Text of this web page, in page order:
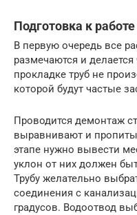
Подготовка к работе
В первую очередь все
размечаются и
прокладке труб не
которой будут частые
Проводится демонтаж
выравнивают и
этапе нужно вывести
уклон от них должен
Трубу желательно
соединения с
градусов. Водоотвод